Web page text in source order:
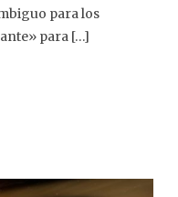
para los
para […]